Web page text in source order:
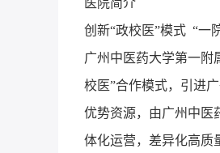
医院简介
创新“政校医”模式 “一
广州中医药大学第一附
校医”合作模式，引进
优势资源，由广州中医
体化运营，差异化高质